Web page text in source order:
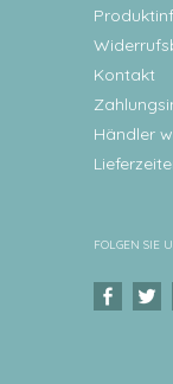
Kontakt
Händler
FOLGEN SIE